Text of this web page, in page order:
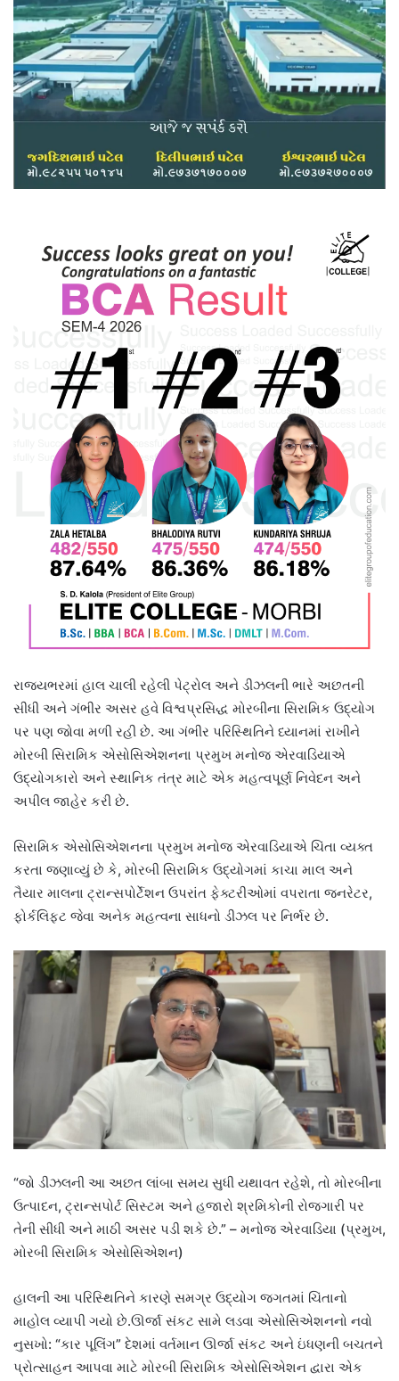
રાજ્યભરમાં હાલ ચાલી રહેલી પેટ્રોલ અને ડીઝલની ભારે અછતની
સીધી અને ગંભીર અસર હવે વિશ્વપ્રસિદ્ધ મોરબીના સિરામિક ઉદ્યોગ
પર પણ જોવા મળી રહી છે. આ ગંભીર પરિસ્થિતિને ધ્યાનમાં રાખીને
મોરબી સિરામિક એસોસિએશનના પ્રમુખ મનોજ એરવાડિયાએ
ઉદ્યોગકારો અને સ્થાનિક તંત્ર માટે એક મહત્વપૂર્ણ નિવેદન અને
અપીલ જાહેર કરી છે.
સિરામિક એસોસિએશનના પ્રમુખ મનોજ એરવાડિયાએ ચિંતા વ્યક્ત
કરતા જણાવ્યું છે કે, મોરબી સિરામિક ઉદ્યોગમાં કાચા માલ અને
તૈયાર માલના ટ્રાન્સપોર્ટેશન ઉપરાંત ફેક્ટરીઓમાં વપરાતા જનરેટર,
ફોર્કલિફ્ટ જેવા અનેક મહત્વના સાધનો ડીઝલ પર નિર્ભર છે.
“જો ડીઝલની આ અછત લાંબા સમય સુધી યથાવત રહેશે, તો મોરબીના
ઉત્પાદન, ટ્રાન્સપોર્ટ સિસ્ટમ અને હજારો શ્રમિકોની રોજગારી પર
તેની સીધી અને માઠી અસર પડી શકે છે.” – મનોજ એરવાડિયા (પ્રમુખ,
મોરબી સિરામિક એસોસિએશન)
હાલની આ પરિસ્થિતિને કારણે સમગ્ર ઉદ્યોગ જગતમાં ચિંતાનો
માહોલ વ્યાપી ગયો છે.ઊર્જા સંકટ સામે લડવા એસોસિએશનનો નવો
નુસખો: “કાર પૂલિંગ” દેશમાં વર્તમાન ઊર્જા સંકટ અને ઇંધણની બચતને
પ્રોત્સાહન આપવા માટે મોરબી સિરામિક એસોસિએશન દ્વારા એક